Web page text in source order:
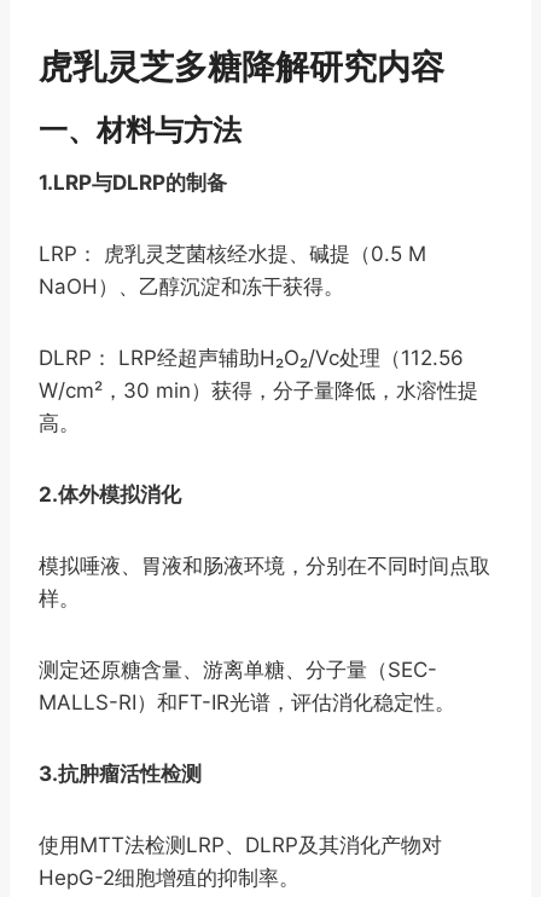
虎乳灵芝多糖降解研究内容
一、材料与方法
1.LRP与DLRP的制备
LRP： 虎乳灵芝菌核经水提、碱提（0.5 M
NaOH）、乙醇沉淀和冻干获得。
DLRP： LRP经超声辅助H₂O₂/Vc处理（112.56
W/cm²，30 min）获得，分子量降低，水溶性提
高。
2.体外模拟消化
模拟唾液、胃液和肠液环境，分别在不同时间点取
样。
测定还原糖含量、游离单糖、分子量（SEC-
MALLS-RI）和FT-IR光谱，评估消化稳定性。
3.抗肿瘤活性检测
使用MTT法检测LRP、DLRP及其消化产物对
HepG-2细胞增殖的抑制率。